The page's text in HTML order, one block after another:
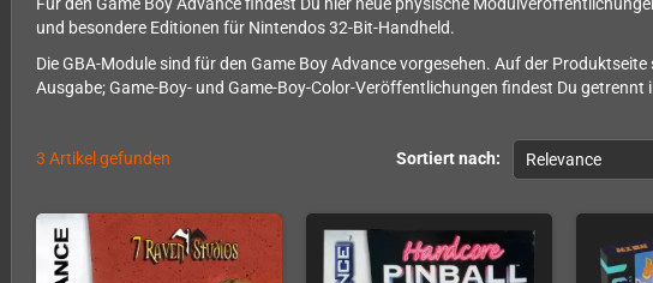
Für den Game Boy Advance findest Du hier neue physische
und besondere Editionen für Nintendos 32-Bit-Handheld.
Die GBA-Module sind für den Game Boy Advance vorgesehen. Auf der
Ausgabe; Game-Boy- und Game-Boy-Color-Veröffentlichungen findest Du getrennt
Sortiert nach: Relevance
3 Artikel gefunden